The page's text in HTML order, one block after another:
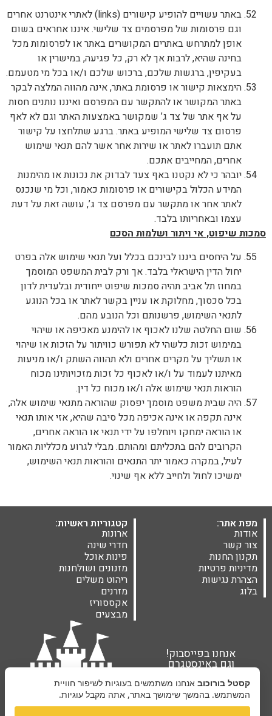
באתר עשויים להופיע קישורים (links) לאתרי אינטרנט אחרים
וגם פרסומות של מפרסמים צד שלישי. איננו אחראים בשום
אופן למתרחש באתרים המקושרים באתר או לפרסומות מכל
בחינה שהיא, לרבות אך לא רק, כל פגיעה, במישרין או
בעקיפין, ברגשות שלכם, ברכוש שלכם ו/או בכל מי מטעמם.
הימצאות קישור או פרסומת באתר, אינה מהווה המלצה לבקר
באתר המקושר או להתקשר עם המפרסם ואיננו נותנים חסות
על אף אתר של צד ג’ שמקושר באמצעות האתר וגם לא לאף
פרסום צד שלישי המופיע באתר. ברגע שתלחצו על קישור
אתם תועברו לאתר או שירות אחר אשר להם תנאי שימוש
אחרים, המחייבים אתכם.
יובהר כי לא נקטנו באף צעד לבדוק את נכונות או מהימנות
המידע הכלול בקישורים או פרסומות כאמור, וכל מי שנכנס
לאתר אחר או מתקשר עם מפרסם צד ג’, עושה זאת על דעת
עצמו ובאחריותו בלבד.
סמכות שיפוט, אי ויתור ושלמות הסכם
על היחסים ביננו לבינכם בכלל ועל תנאי שימוש אלה בפרט
יחול הדין הישראלי בלבד. אך ורק לבית המשפט המוסמך
במחוז תל אביב תהיה סמכות שיפוט ייחודית ובלעדית לדון
בכל סכסוך, מחלוקת או עניין בקשר לאתר או בכל הנוגע
לתנאי השימוש, פרשנותם וכל הנובע מהם.
שום החלטה שלנו לאכוף או להימנע מאכיפה או שיהוי
במימוש זכות כלשהי לא תפורש כוויתור על הזכות או שיהוי
או תשליך על מקרים אחרים ולא תהווה השתק ו/או מניעות
מאיתנו לעמוד על ו/או לאכוף כל זכות מזכויותינו מכוח
הוראות תנאי שימוש אלה ו/או מכוח כל דין.
היה שבית משפט מוסמך יפסוק שהוראה מתנאי שימוש אלה,
אינה תקפה או אינה אכיפה מכל סיבה שהיא, אזי אותו תנאי
או הוראה ימחקו ויוחלפו על ידי תנאי או הוראה אחרים,
הקרובים להם בתכליתם ומהותם. מבלי לגרוע מכלליות האמור
לעיל, במקרה כאמור יתר התנאים והוראות תנאי השימוש,
ימשיכו לחול ולחייב ללא אף שינוי.
מפת אתר:
אודות
צור קשר
תקנון החנות
מדיניות פרטיות
הצהרת נגישות
בלוג
קטגוריות ראשיות:
ארונות
חדרי שינה
פינות אוכל
מזנונים ושולחנות
ריהוט משלים
מזרנים
אקססוריז
מבצעים
אנחנו בפייסבוק!
וגם באינסטגרם
קסטל בורוכוב אנחנו משתמשים בעוגיות לשיפור חוויית
המשתמש. בהמשך שימושך באתר, אתה מקבל עוגיות.